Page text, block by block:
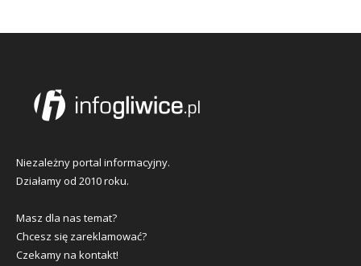
Niezależny portal informacyjny.
Działamy od 2010 roku.
Masz dla nas temat?
Chcesz się zareklamować?
Czekamy na kontakt!